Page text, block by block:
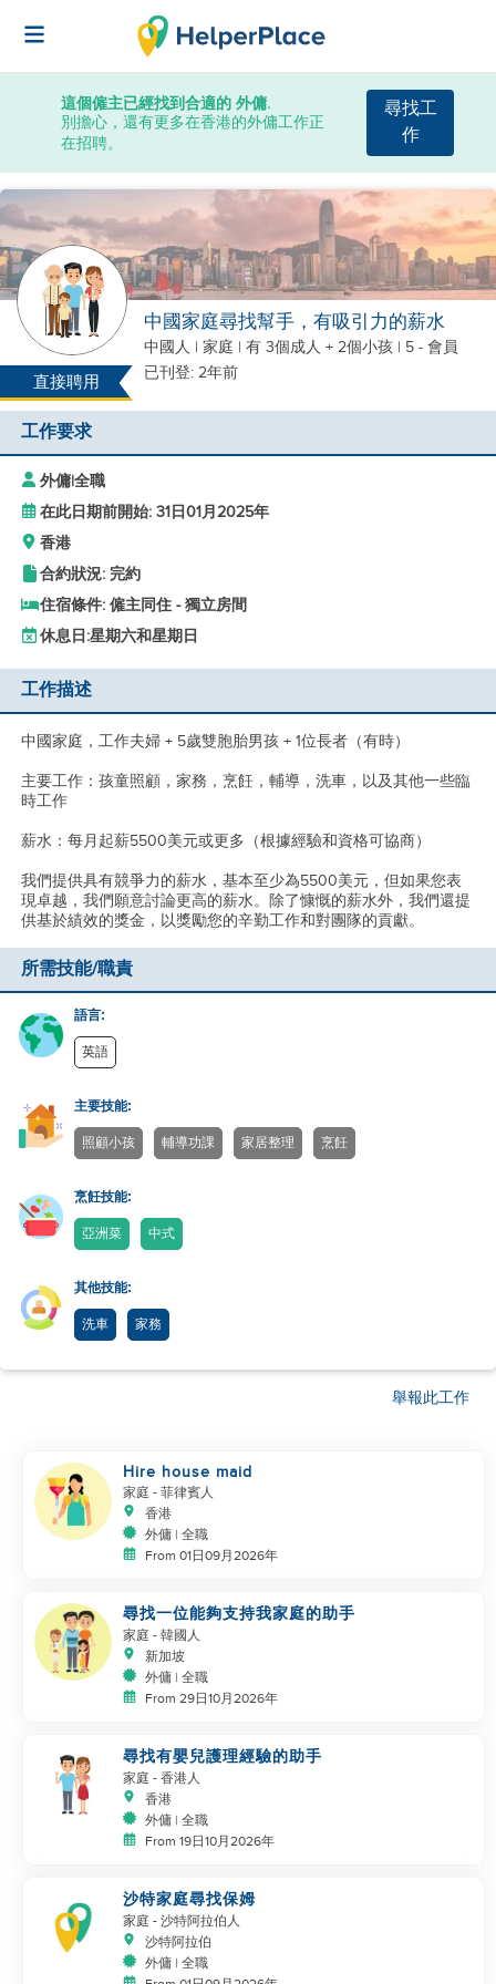
這個僱主已經找到合適的 外傭.
別擔心，還有更多在香港的外傭工作正
在招聘。
尋找工
作
直接聘用
中國家庭尋找幫手，有吸引力的薪水
中國人 | 家庭 | 有 3個成人 + 2個小孩 | 5 - 會員
已刊登: 2年前
工作要求
外傭|全職
在此日期前開始: 31日01月2025年
香港
合約狀況: 完約
住宿條件: 僱主同住 - 獨立房間
休息日:星期六和星期日
工作描述
中國家庭，工作夫婦 + 5歲雙胞胎男孩 + 1位長者（有時）
主要工作：孩童照顧，家務，烹飪，輔導，洗車，以及其他一些臨
時工作
薪水：每月起薪5500美元或更多（根據經驗和資格可協商）
我們提供具有競爭力的薪水，基本至少為5500美元，但如果您表
現卓越，我們願意討論更高的薪水。除了慷慨的薪水外，我們還提
供基於績效的獎金，以獎勵您的辛勤工作和對團隊的貢獻。
所需技能/職責
語言:
英語
主要技能:
照顧小孩 輔導功課 家居整理 烹飪
烹飪技能:
亞洲菜 中式
其他技能:
洗車 家務
舉報此工作
Hire house maid
家庭 - 菲律賓人
香港
外傭 | 全職
From 01日09月2026年
尋找一位能夠支持我家庭的助手
家庭 - 韓國人
新加坡
外傭 | 全職
From 29日10月2026年
尋找有嬰兒護理經驗的助手
家庭 - 香港人
香港
外傭 | 全職
From 19日10月2026年
沙特家庭尋找保姆
家庭 - 沙特阿拉伯人
沙特阿拉伯
外傭 | 全職